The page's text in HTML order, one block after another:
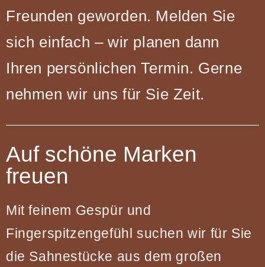
Freunden geworden. Melden Sie
sich einfach – wir planen dann
Ihren persönlichen Termin. Gerne
nehmen wir uns für Sie Zeit.
Auf schöne Marken
freuen
Mit feinem Gespür und
Fingerspitzengefühl suchen wir für Sie
die Sahnestücke aus dem großen